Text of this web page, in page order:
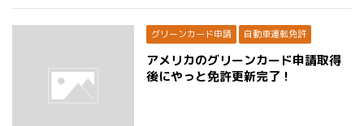
グリーンカード申請 自動車運転免許
アメリカのグリーンカード申請取得
後にやっと免許更新完了！